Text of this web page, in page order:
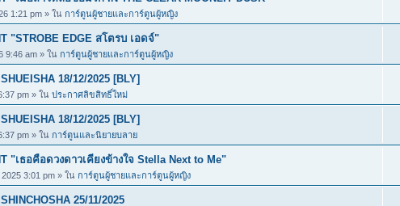
1:21 pm » ใน การ์ตูนผู้ชายและการ์ตูนผู้หญิง
"STROBE EDGE สโตรบ เอดจ์"
9:46 am » ใน การ์ตูนผู้ชายและการ์ตูนผู้หญิง
18/12/2025 [BLY]
pm » ใน ประกาศลิขสิทธิ์ใหม่
18/12/2025 [BLY]
pm » ใน การ์ตูนและนิยายบลาย
"เธอคือดวงดาวเคียงข้างใจ Stella Next to Me"
3:01 pm » ใน การ์ตูนผู้ชายและการ์ตูนผู้หญิง
25/11/2025